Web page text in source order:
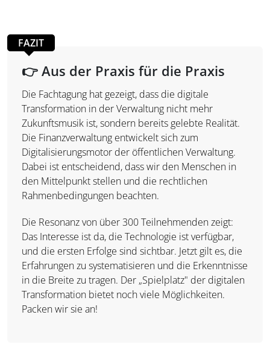
FAZIT
👉 Aus der Praxis für die Praxis
Die Fachtagung hat gezeigt, dass die digitale
Transformation in der Verwaltung nicht mehr
Zukunftsmusik ist, sondern bereits gelebte Realität.
Die Finanzverwaltung entwickelt sich zum
Digitalisierungsmotor der öffentlichen Verwaltung.
Dabei ist entscheidend, dass wir den Menschen in
den Mittelpunkt stellen und die rechtlichen
Rahmenbedingungen beachten.
Die Resonanz von über 300 Teilnehmenden zeigt:
Das Interesse ist da, die Technologie ist verfügbar,
und die ersten Erfolge sind sichtbar. Jetzt gilt es, die
Erfahrungen zu systematisieren und die Erkenntnisse
in die Breite zu tragen. Der „Spielplatz" der digitalen
Transformation bietet noch viele Möglichkeiten.
Packen wir sie an!